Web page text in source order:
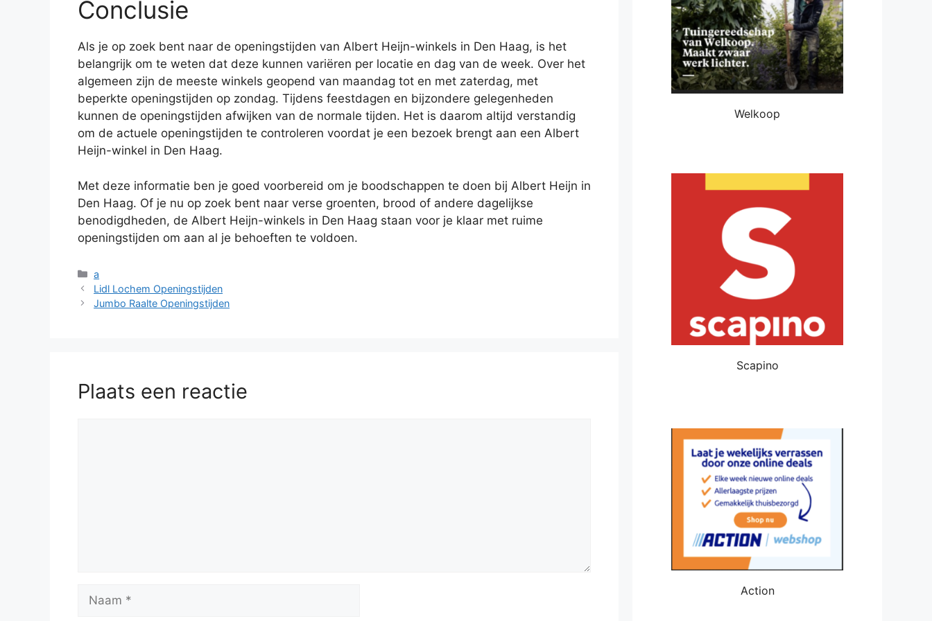
Conclusie
Als je op zoek bent naar de openingstijden van Albert Heijn-winkels in Den Haag, is het
belangrijk om te weten dat deze kunnen variëren per locatie en dag van de week. Over het
algemeen zijn de meeste winkels geopend van maandag tot en met zaterdag, met
beperkte openingstijden op zondag. Tijdens feestdagen en bijzondere gelegenheden
kunnen de openingstijden afwijken van de normale tijden. Het is daarom altijd verstandig
om de actuele openingstijden te controleren voordat je een bezoek brengt aan een Albert
Heijn-winkel in Den Haag.
Met deze informatie ben je goed voorbereid om je boodschappen te doen bij Albert Heijn in
Den Haag. Of je nu op zoek bent naar verse groenten, brood of andere dagelijkse
benodigdheden, de Albert Heijn-winkels in Den Haag staan voor je klaar met ruime
openingstijden om aan al je behoeften te voldoen.
Categorieën
a
Lidl Lochem Openingstijden
Jumbo Raalte Openingstijden
Plaats een reactie
Welkoop
Scapino
Action